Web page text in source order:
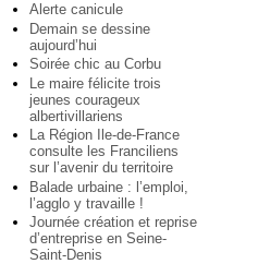
Alerte canicule
Demain se dessine
aujourd’hui
Soirée chic au Corbu
Le maire félicite trois
jeunes courageux
albertivillariens
La Région Ile-de-France
consulte les Franciliens
sur l’avenir du territoire
Balade urbaine : l’emploi,
l’agglo y travaille !
Journée création et reprise
d’entreprise en Seine-
Saint-Denis